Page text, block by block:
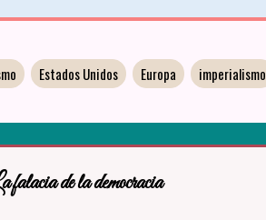
Estados Unidos Europa imperialismo
falacia de la democracia